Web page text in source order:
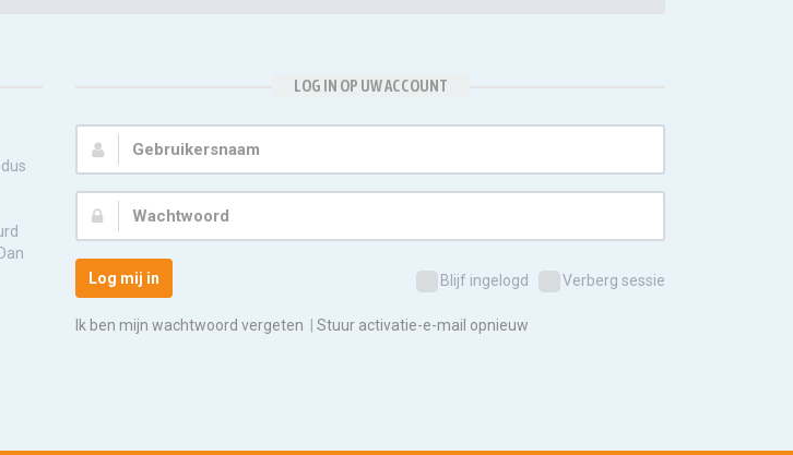
LOG IN OP UW ACCOUNT
Gebruikersnaam:
Wachtwoord:
Blijf ingelogd Verberg sessie
Log mij in
Ik ben mijn wachtwoord vergeten Stuur activatie-e-mail opnieuw